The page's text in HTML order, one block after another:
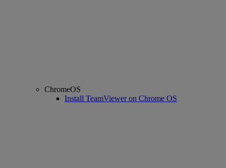
ChromeOS
Install TeamViewer on Chrome OS